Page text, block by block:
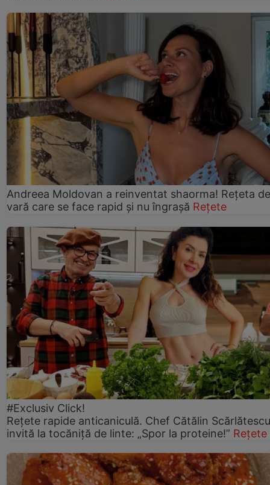
Andreea Moldovan a reinventat shaorma! Rețeta de
vară care se face rapid și nu îngrașă Rețete
#Exclusiv Click!
Rețete rapide anticaniculă. Chef Cătălin
invită la tocăniță de linte: „Spor la proteine!” Rețete